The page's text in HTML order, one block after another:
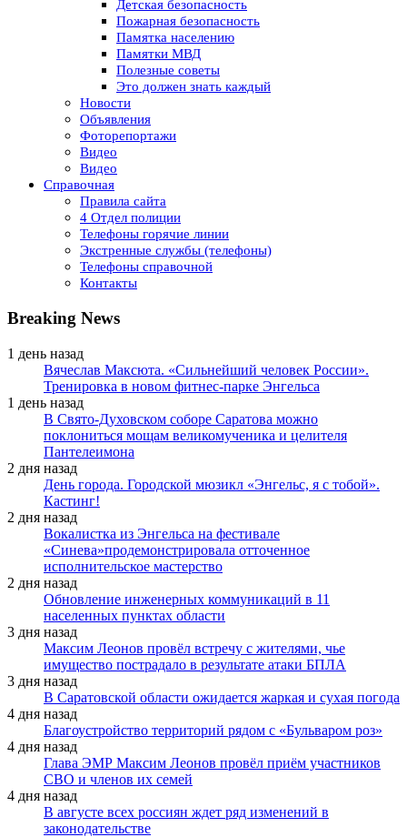
Детская безопасность
Пожарная безопасность
Памятка населению
Памятки МВД
Полезные советы
Это должен знать каждый
Новости
Объявления
Фоторепортажи
Видео
Видео
Справочная
Правила сайта
4 Отдел полиции
Телефоны горячие линии
Экстренные службы (телефоны)
Телефоны справочной
Контакты
Breaking News
1 день назад
Вячеслав Максюта. «Сильнейший человек России».
Тренировка в новом фитнес-парке Энгельса
1 день назад
В Свято-Духовском соборе Саратова можно
поклониться мощам великомученика и целителя
Пантелеимона
2 дня назад
День города. Городской мюзикл «Энгельс, я с тобой».
Кастинг!
2 дня назад
Вокалистка из Энгельса на фестивале
«Синева»продемонстрировала отточенное
исполнительское мастерство
2 дня назад
Обновление инженерных коммуникаций в 11
населенных пунктах области
3 дня назад
Максим Леонов провёл встречу с жителями, чье
имущество пострадало в результате атаки БПЛА
3 дня назад
В Саратовской области ожидается жаркая и сухая погода
4 дня назад
Благоустройство территорий рядом с «Бульваром роз»
4 дня назад
Глава ЭМР Максим Леонов провёл приём участников
СВО и членов их семей
4 дня назад
В августе всех россиян ждет ряд изменений в
законодательстве